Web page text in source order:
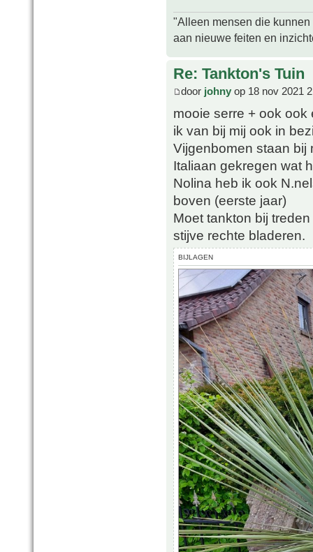
"Alleen mensen die
aan nieuwe feiten en
Re: Tankton's Tuin
door johny op 18 nov 2021
mooie serre + ook
ik van bij mij ook in
Vijgenbomen staan bij
Italiaan gekregen wat
Nolina heb ik ook
boven (eerste jaar)
Moet tankton bij
stijve rechte bladeren.
BIJLAGEN